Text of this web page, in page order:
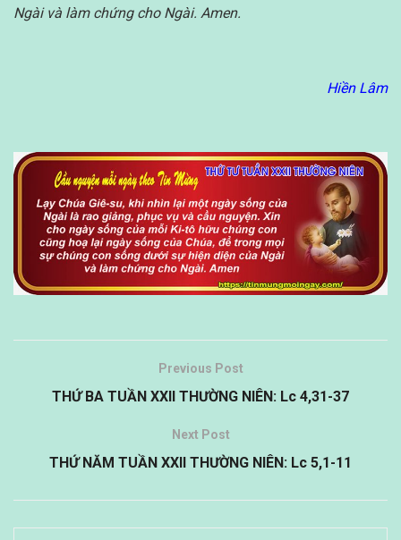
Ngài và làm chứng cho Ngài. Amen.
Hiền Lâm
Previous Post
THỨ BA TUẦN XXII THƯỜNG NIÊN: Lc 4,31-37
Next Post
THỨ NĂM TUẦN XXII THƯỜNG NIÊN: Lc 5,1-11